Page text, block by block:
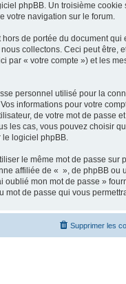
phpBB. Un troisième cookie
votre navigation sur le forum.
de portée du document qui
collectons. Ceci peut être,
par « votre compte ») et les
personnel utilisé pour la
informations pour votre
de votre mot de passe
les cas, vous pouvez choisir
le logiciel phpBB.
le même mot de passe sur
affiliée de « », de phpBB ou
oublié mon mot de passe »
de passe qui vous
Supprimer les